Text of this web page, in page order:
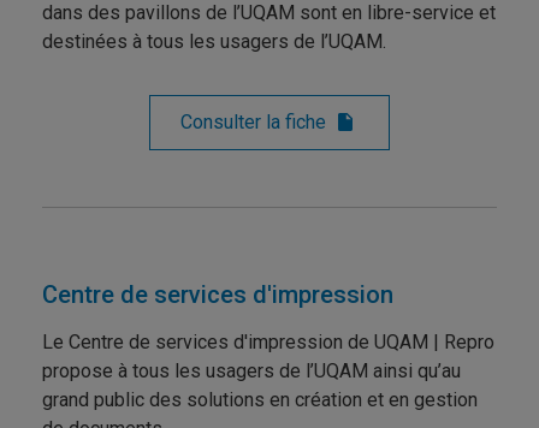
dans des pavillons de l’UQAM sont en libre-service et
destinées à tous les usagers de l’UQAM.
Consulter la fiche
Centre de services d'impression
Le Centre de services d'impression de UQAM | Repro
propose à tous les usagers de l’UQAM ainsi qu’au
grand public des solutions en création et en gestion